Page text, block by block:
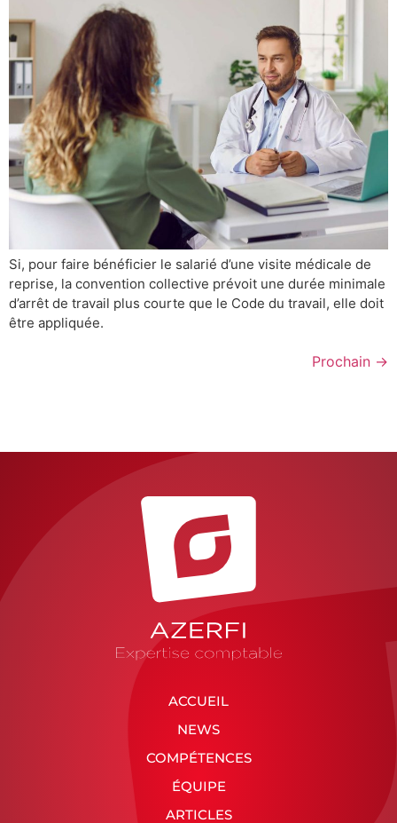
Si, pour faire bénéficier le salarié d’une visite médicale de
reprise, la convention collective prévoit une durée minimale
d’arrêt de travail plus courte que le Code du travail, elle doit
être appliquée.
Prochain →
ACCUEIL
NEWS
COMPÉTENCES
ÉQUIPE
ARTICLES